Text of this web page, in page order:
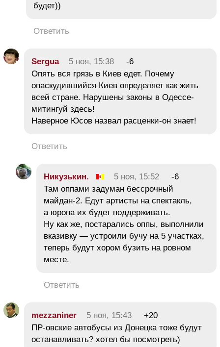
будет))
Ответить
Sergua 5 ноя, 15:38
-6
Опять вся грязь в Киев едет. Почему
опаскудившийся Киев определяет как жить
всей стране. Нарушены законы в Одессе-
митингуй здесь!
Наверное Юсов назвал расценки-он знает!
Ответить
Никузькин. 5 ноя, 15:52
-6
Там оппами задуман бессрочный
майдан-2. Едут артисты на спектакль,
а юропа их будет поддерживать.
Ну как же, постарались оппы, выполнили
вказивку — устроили бучу на 5 участках,
теперь будут хором бузить на ровном
месте.
Ответить
mezzaniner 5 ноя, 15:43
+20
ПР-овские автобусы из Донецка тоже будут
останавливать? хотел бы посмотреть)